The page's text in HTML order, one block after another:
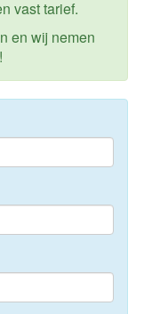
vast tarief.
en wij nemen